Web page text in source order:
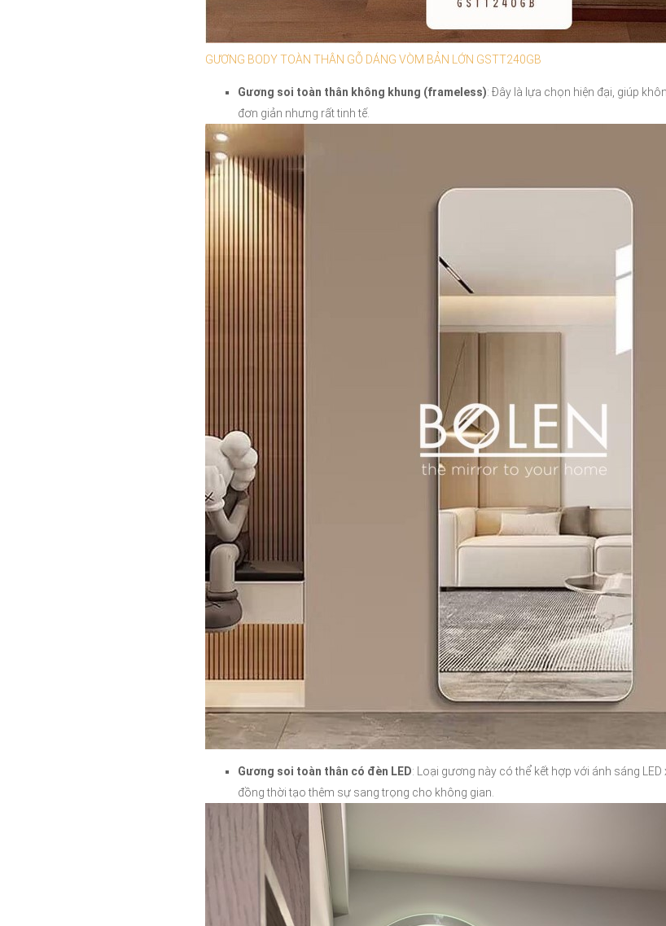
GƯƠNG BODY TOÀN THÂN GỖ DÁNG VÒM BẢN LỚN GSTT240GB
Gương soi toàn thân không khung (frameless): Đây là lựa chọn hiện đại, giúp
đơn giản nhưng rất tinh tế.
Gương soi toàn thân có đèn LED: Loại gương này có thể kết hợp với ánh sáng
đồng thời tạo thêm sự sang trọng cho không gian.